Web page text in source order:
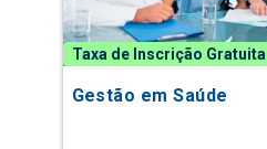
Taxa de Inscrição Gratuita
Gestão em Saúde